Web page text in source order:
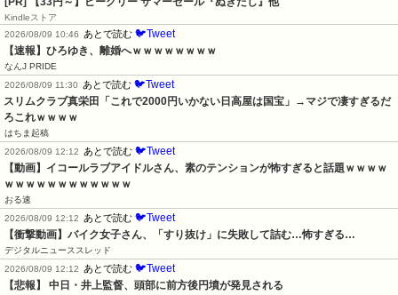
Kindleストア
2026/08/09 10:46
あとで読む 🐦Tweet
【速報】ひろゆき、離婚へｗｗｗｗｗｗｗｗ
なんJ PRIDE
2026/08/09 11:30
あとで読む 🐦Tweet
スリムクラブ真栄田「これで2000円いかない日高屋は国宝」→マジで凄すぎるだ
ろこれｗｗｗｗ
はちま起稿
2026/08/09 12:12
あとで読む 🐦Tweet
【動画】イコールラブアイドルさん、素のテンションが怖すぎると話題ｗｗｗｗ
ｗｗｗｗｗｗｗｗｗｗｗｗ
おる速
2026/08/09 12:12
あとで読む 🐦Tweet
【衝撃動画】バイク女子さん、「すり抜け」に失敗して詰む…怖すぎる…
デジタルニューススレッド
2026/08/09 12:12
あとで読む 🐦Tweet
【悲報】 中日・井上監督、頭部に前方後円墳が発見される